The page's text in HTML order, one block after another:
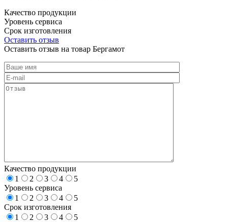
Качество продукции
Уровень сервиса
Срок изготовления
Оставить отзыв
Оставить отзыв на товар Бергамот
Качество продукции
1
2 3 4
5
Уровень сервиса
1
2 3 4
5
Срок изготовления
1
2 3 4
5